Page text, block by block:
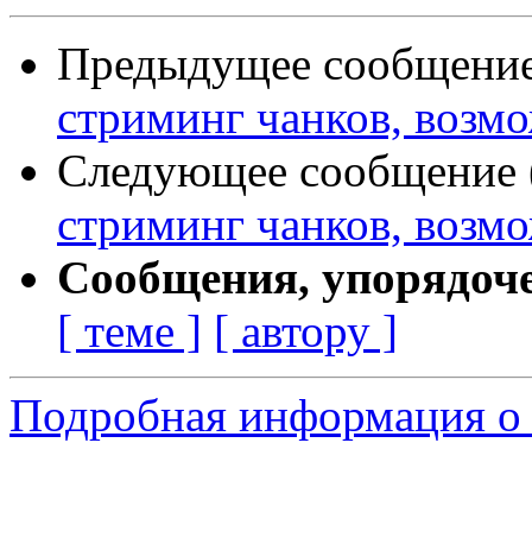
Предыдущее
стриминг чанков,
Следующее сообщение
стриминг чанков,
Сообщения,
[ теме ] [ автору ]
Подробная информация